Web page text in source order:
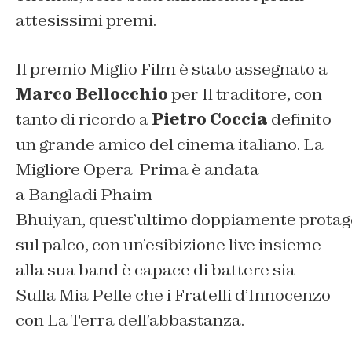
attesissimi premi.
Il premio Miglio Film è stato assegnato a
Marco Bellocchioper Il traditore, con
tanto di ricordo aPietro Coccia definito
un grande amico del cinema italiano. La
Migliore Opera Prima è andata
a Bangladi Phaim
Bhuiyan, quest’ultimo doppiamente
sul palco, con un’esibizione live insieme
alla sua band è capace di battere sia
Sulla Mia Pelle che i Fratelli d’Innocenzo
con La Terra dell’abbastanza.